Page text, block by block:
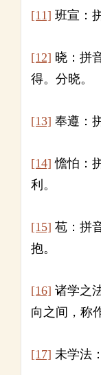
[11] 班宣：
[12] 晓：拼
得。分晓。
[13] 奉遵：
[14] 憺怕：
利。
[15] 苞：拼
抱。
[16] 诸学之
向之间，称
[17] 未学法